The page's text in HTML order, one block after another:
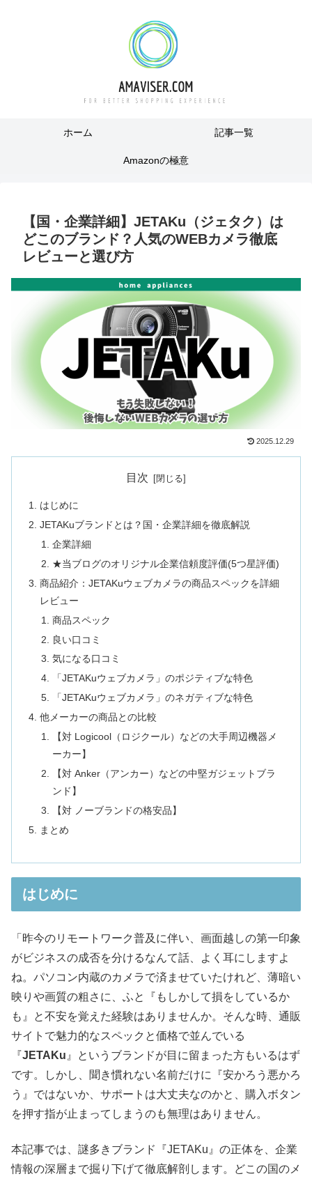
ホーム 記事一覧
Amazonの極意
【国・企業詳細】JETAKu（ジェタク）は
どこのブランド？人気のWEBカメラ徹底
レビューと選び方
2025.12.29
目次
はじめに
JETAKuブランドとは？国・企業詳細を徹底解説
企業詳細
★当ブログのオリジナル企業信頼度評価(5つ星評価)
商品紹介：JETAKuウェブカメラの商品スペックを詳細
レビュー
商品スペック
良い口コミ
気になる口コミ
「JETAKuウェブカメラ」のポジティブな特色
「JETAKuウェブカメラ」のネガティブな特色
他メーカーの商品との比較
【対 Logicool（ロジクール）などの大手周辺機器メ
ーカー】
【対 Anker（アンカー）などの中堅ガジェットブラ
ンド】
【対 ノーブランドの格安品】
まとめ
はじめに
「昨今のリモートワーク普及に伴い、画面越しの第一印象
がビジネスの成否を分けるなんて話、よく耳にしますよ
ね。パソコン内蔵のカメラで済ませていたけれど、薄暗い
映りや画質の粗さに、ふと『もしかして損をしているか
も』と不安を覚えた経験はありませんか。そんな時、通販
サイトで魅力的なスペックと価格で並んでいる
『JETAKu 』というブランドが目に留まった方もいるはず
です。しかし、聞き慣れない名前だけに『安かろう悪かろ
う』ではないか、サポートは大丈夫なのかと、購入ボタン
を押す指が止まってしまうのも無理はありません。
本記事では、謎多きブランド『JETAKu』の正体を、企業
情報の深層まで掘り下げて徹底解剖します。どこの国のメ